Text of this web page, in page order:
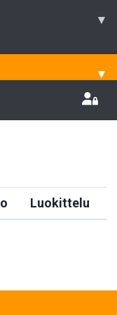
▾
▾
Luokittelu